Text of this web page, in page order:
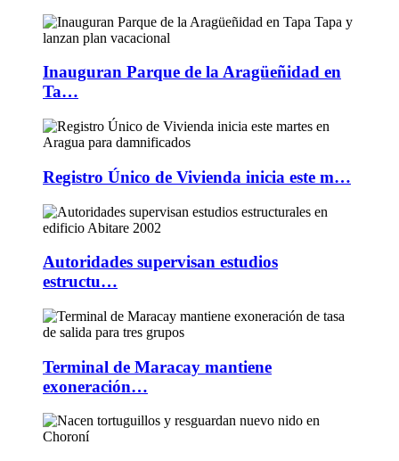
Inauguran Parque de la Aragüeñidad en
Ta…
Registro Único de Vivienda inicia este m…
Autoridades supervisan estudios
estructu…
Terminal de Maracay mantiene
exoneración…